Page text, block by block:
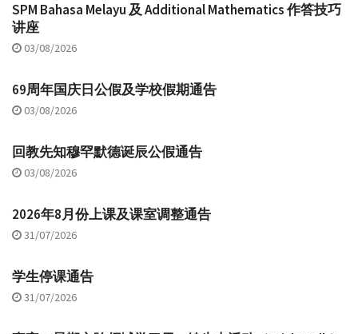
SPM Bahasa Melayu 及 Additional Mathematics 作答技巧
讲座
03/08/2026
69周年国庆日公假及学校假期通告
03/08/2026
回教先知穆罕默德诞辰公假通告
03/08/2026
2026年8月份上课及课室调整通告
31/07/2026
学生停课通告
31/07/2026